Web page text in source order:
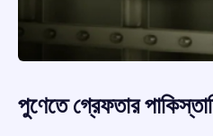
পুণেতে গ্রেফতার